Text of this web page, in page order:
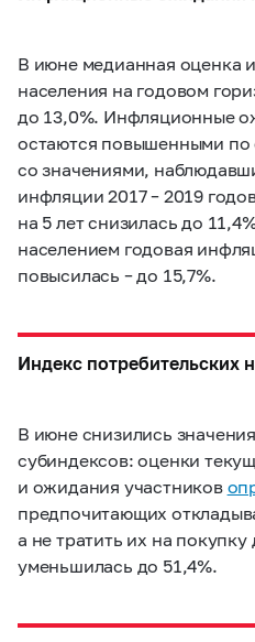
В июне медианная оценка
населения на годовом
до 13,0%. Инфляционные
остаются повышенными по
со значениями,
инфляции2017 – 2019
на 5 лет снизилась до
населением годовая
повысилась – до 15,7%.
Индекс потребительских
В июне снизились
субиндексов: оценки
и ожидания участников
предпочитающих
а не тратить их на
уменьшилась до 51,4%.